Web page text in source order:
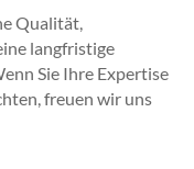
Qualität,
langfristige
Sie Ihre Expertise
freuen wir uns